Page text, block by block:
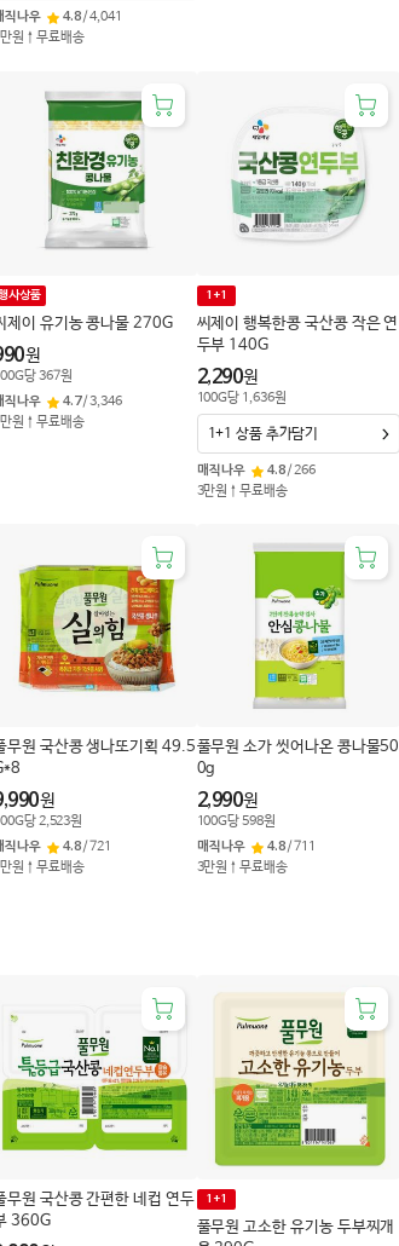
직나우 4.8/4,041
원↑무료배송
제이 유기농 콩나물 270G
사상품
원
G당367원
직나우
4.7/3,346
원↑무료배송
씨제이 행복한콩 국산콩 작은 연
두부 140G
1+1
2,290원
100G당 1,636원
매직나우 4.8 /266
3만원↑무료배송
1+1 상품 추가담기
무원 국산콩 생나또기획 49.5
원
G당2,523원
직나우
4.8/721
원↑무료배송
풀무원 소가 씻어나온 콩나물50
0g
2,990원
100G당598원
매직나우
4.8 /711
3만원↑무료배송
무원 국산콩 간편한 네컵 연두
360G
풀무원 고소한 유기농 두부찌개
1+1